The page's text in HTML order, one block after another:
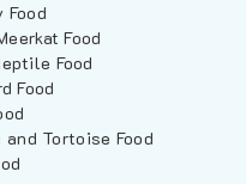
Food
Food
Food
Food
Tortoise Food